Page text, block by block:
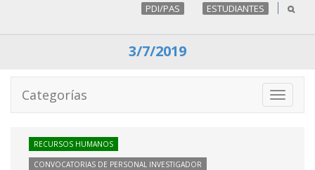
PDI/PAS ESTUDIANTES
3/7/2019
Toggle
Categorías
RECURSOS HUMANOS
CONVOCATORIAS DE PERSONAL INVESTIGADOR